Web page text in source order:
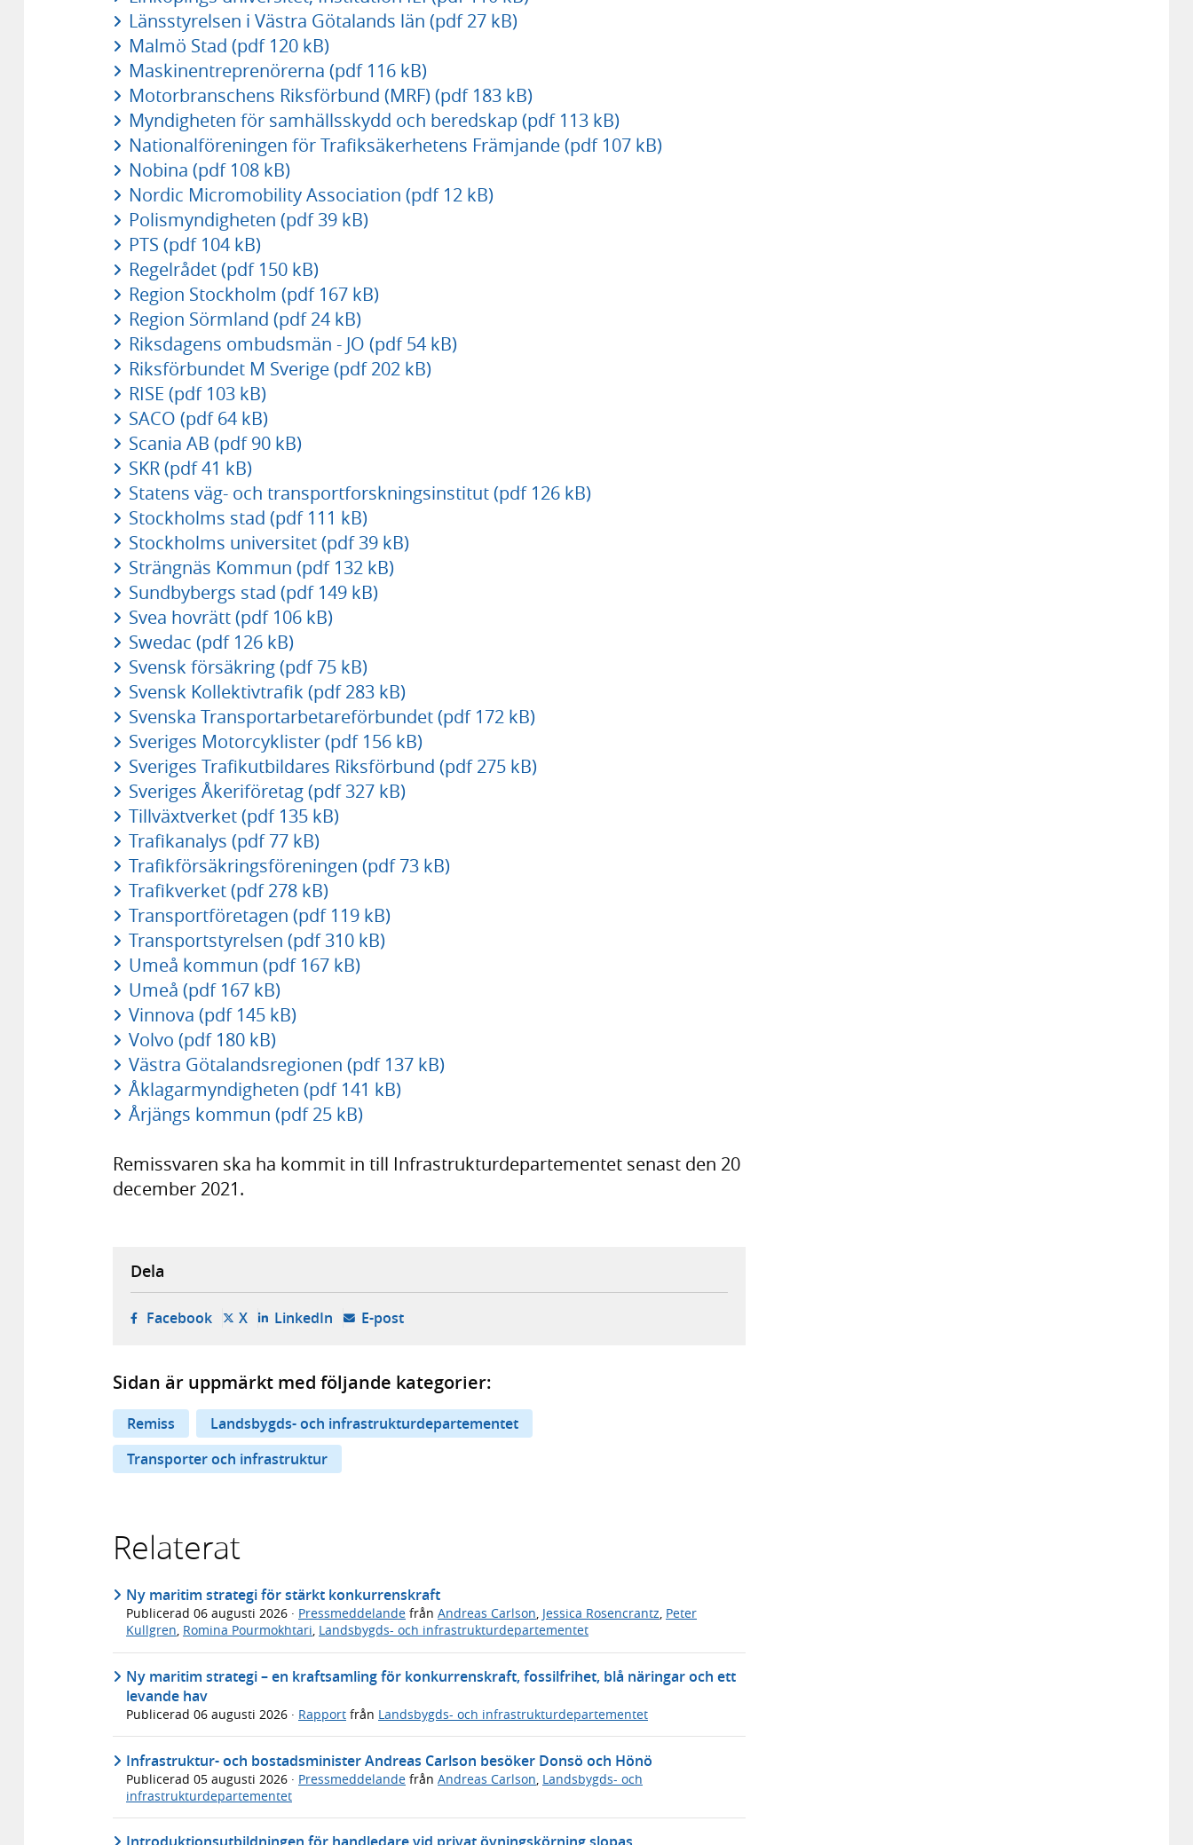
Länsstyrelsen i Västra Götalands län (pdf 27 kB)
Malmö Stad (pdf 120 kB)
Maskinentreprenörerna (pdf 116 kB)
Motorbranschens Riksförbund (MRF) (pdf 183 kB)
Myndigheten för samhällsskydd och beredskap (pdf 113 kB)
Nationalföreningen för Trafiksäkerhetens Främjande (pdf 107 kB)
Nobina (pdf 108 kB)
Nordic Micromobility Association (pdf 12 kB)
Polismyndigheten (pdf 39 kB)
PTS (pdf 104 kB)
Regelrådet (pdf 150 kB)
Region Stockholm (pdf 167 kB)
Region Sörmland (pdf 24 kB)
Riksdagens ombudsmän - JO (pdf 54 kB)
Riksförbundet M Sverige (pdf 202 kB)
RISE (pdf 103 kB)
SACO (pdf 64 kB)
Scania AB (pdf 90 kB)
SKR (pdf 41 kB)
Statens väg- och transportforskningsinstitut (pdf 126 kB)
Stockholms stad (pdf 111 kB)
Stockholms universitet (pdf 39 kB)
Strängnäs Kommun (pdf 132 kB)
Sundbybergs stad (pdf 149 kB)
Svea hovrätt (pdf 106 kB)
Swedac (pdf 126 kB)
Svensk försäkring (pdf 75 kB)
Svensk Kollektivtrafik (pdf 283 kB)
Svenska Transportarbetareförbundet (pdf 172 kB)
Sveriges Motorcyklister (pdf 156 kB)
Sveriges Trafikutbildares Riksförbund (pdf 275 kB)
Sveriges Åkeriföretag (pdf 327 kB)
Tillväxtverket (pdf 135 kB)
Trafikanalys (pdf 77 kB)
Trafikförsäkringsföreningen (pdf 73 kB)
Trafikverket (pdf 278 kB)
Transportföretagen (pdf 119 kB)
Transportstyrelsen (pdf 310 kB)
Umeå kommun (pdf 167 kB)
Umeå (pdf 167 kB)
Vinnova (pdf 145 kB)
Volvo (pdf 180 kB)
Västra Götalandsregionen (pdf 137 kB)
Åklagarmyndigheten (pdf 141 kB)
Årjängs kommun (pdf 25 kB)
Remissvaren ska ha kommit in till Infrastrukturdepartementet senast den 20
december 2021.
Dela
Facebook- öppnas i ny flik, extern webbplats,
X- öppnas i ny flik, extern webbplats,
LinkedIn- öppnas i ny flik, extern webbplats,
E-post- öppnar din e-postklient,
Sidan är uppmärkt med följande kategorier:
Remiss
Landsbygds- och infrastrukturdepartementet
Transporter och infrastruktur
Relaterat
Ny maritim strategi för stärkt konkurrenskraft
Publicerad 06 augusti 2026 · Pressmeddelande från Andreas Carlson, Jessica Rosencrantz, Peter
Kullgren, Romina Pourmokhtari, Landsbygds- och infrastrukturdepartementet
Ny maritim strategi – en kraftsamling för konkurrenskraft, fossilfrihet, blå näringar och ett
levande hav
Publicerad 06 augusti 2026 · Rapport från Landsbygds- och infrastrukturdepartementet
Infrastruktur- och bostadsminister Andreas Carlson besöker Donsö och Hönö
Publicerad 05 augusti 2026 · Pressmeddelande från Andreas Carlson Landsbygds- och
infrastrukturdepartementet